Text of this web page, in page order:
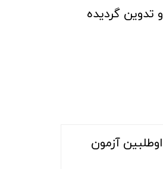
تدوین گردیده
آزمون